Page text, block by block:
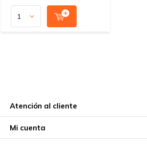
Atención al cliente
Mi cuenta